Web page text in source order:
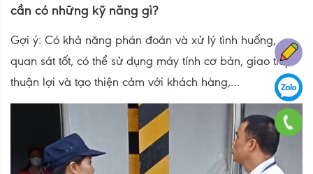
cần có những kỹ năng gì?
Gợi ý: Có khả năng phán đoán và xử lý tình huống,
quan sát tốt, có thể sử dụng máy tính cơ bản, giao tiếp
thuận lợi và tạo thiện cảm với khách hàng,…